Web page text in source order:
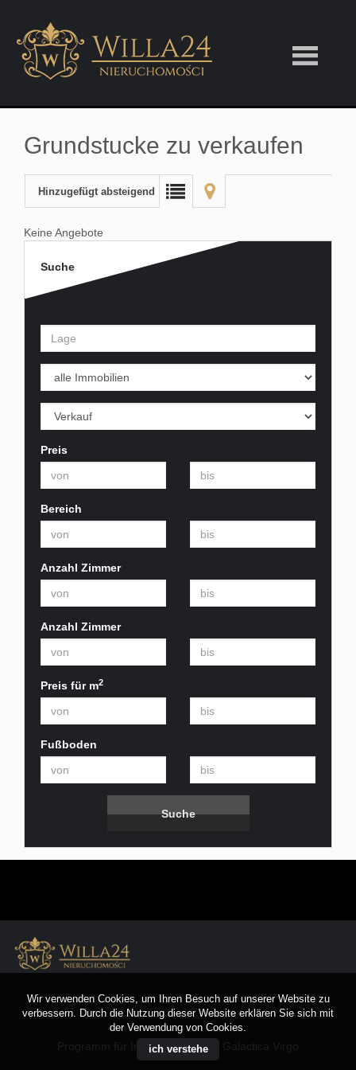
Grundstucke zu verkaufen
Hinzugefügt absteigend
Keine Angebote
Suche
Preis
Bereich
Anzahl Zimmer
Anzahl Zimmer
Preis für m2
Fußboden
Programm für Immobilienmakler Galactica Virgo
Wir verwenden Cookies, um Ihren Besuch auf unserer Website zu
verbessern. Durch die Nutzung dieser Website erklären Sie sich mit
der Verwendung von Cookies.
ich verstehe